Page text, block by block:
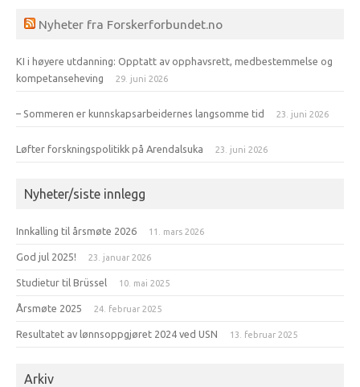
Nyheter fra Forskerforbundet.no
KI i høyere utdanning: Opptatt av opphavsrett, medbestemmelse og
kompetanseheving
29. juni 2026
– Sommeren er kunnskapsarbeidernes langsomme tid 23. juni 2026
Løfter forskningspolitikk på Arendalsuka 23. juni 2026
Nyheter/siste innlegg
Innkalling til årsmøte 2026 11. mars 2026
God jul 2025! 23. januar 2026
Studietur til Brüssel 10. mai 2025
Årsmøte 2025 24. februar 2025
Resultatet av lønnsoppgjøret 2024 ved USN 13. februar 2025
Arkiv